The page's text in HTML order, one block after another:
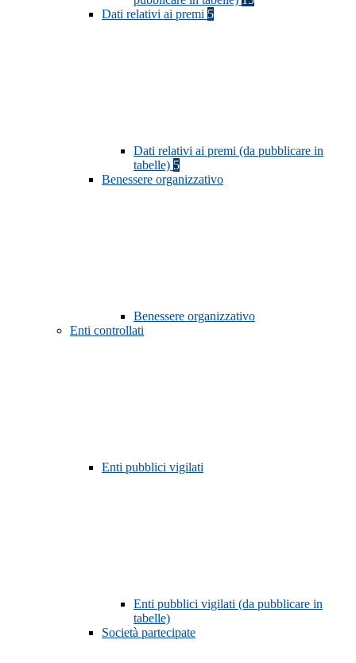
Dati relativi ai premi 5
Dati relativi ai premi (da pubblicare in
tabelle) 5
Benessere organizzativo
Benessere organizzativo
Enti controllati
Enti pubblici vigilati
Enti pubblici vigilati (da pubblicare in
tabelle)
Società partecipate